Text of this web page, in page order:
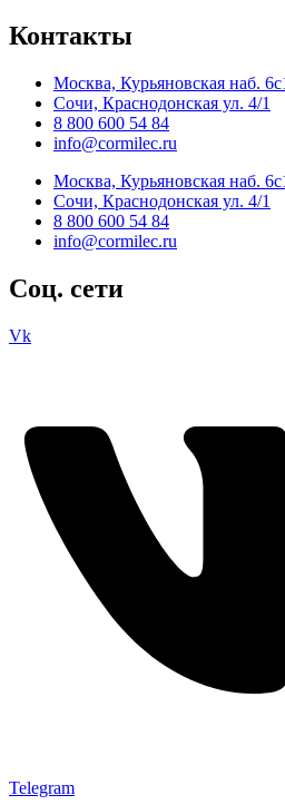
Контакты
Москва, Курьяновская наб.
Сочи, Краснодонская ул. 4/1
8 800 600 54 84
info@cormilec.ru
Москва, Курьяновская наб.
Сочи, Краснодонская ул. 4/1
8 800 600 54 84
info@cormilec.ru
Соц. сети
Vk
Telegram